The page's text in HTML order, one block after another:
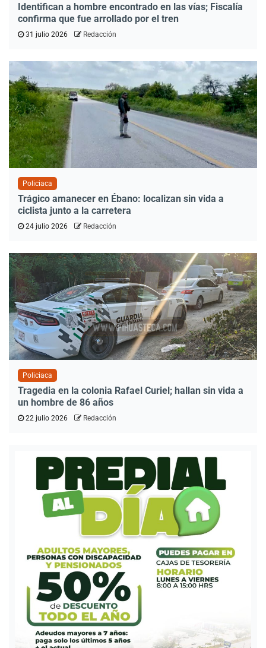
Identifican a hombre encontrado en las vías; Fiscalía
confirma que fue arrollado por el tren
31 julio 2026 Redacción
Policiaca
Trágico amanecer en Ébano: localizan sin vida a
ciclista junto a la carretera
24 julio 2026 Redacción
Policiaca
Tragedia en la colonia Rafael Curiel; hallan sin vida a
un hombre de 86 años
22 julio 2026 Redacción